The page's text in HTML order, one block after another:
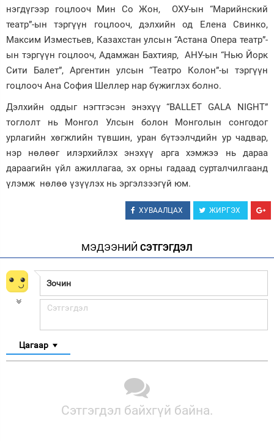
нэгдүгээр гоцлооч Мин Со Жон, ОХУ-ын “Марийнский
театр”-ын тэргүүн гоцлооч, дэлхийн од Елена Свинко,
Максим Изместьев, Казахстан улсын “Астана Опера театр”-
ын тэргүүн гоцлооч, Адамжан Бахтияр, АНУ-ын “Нью Йорк
Сити Балет”, Аргентин улсын “Театро Колон”-ы тэргүүн
гоцлооч Ана София Шеллер нар бүжиглэх болно.
Дэлхийн оддыг нэгтгэсэн энэхүү “BALLET GALA NIGHT”
тоглолт нь Монгол Улсын болон Монголын сонгодог
урлагийн хөгжлийн түвшин, уран бүтээлчдийн ур чадвар,
нэр нөлөөг илэрхийлэх энэхүү арга хэмжээ нь дараа
дараагийн үйл ажиллагаа, эх орны гадаад сурталчилгаанд
үлэмж нөлөө үзүүлэх нь эргэлзээгүй юм.
ХУВААЛЦАХ ЖИРГЭХ
МЭДЭЭНИЙ СЭТГЭГДЭЛ
Цагаар
Сэтгэгдэл байхгүй байна.